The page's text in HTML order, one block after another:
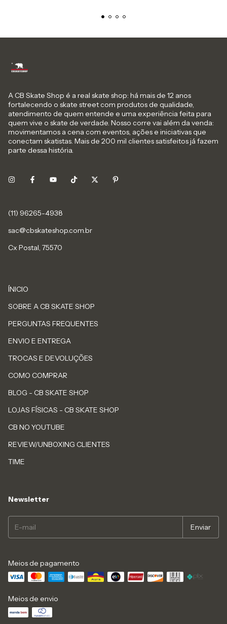
A CB Skate Shop é a real skate shop: há mais de 12 anos
fortalecendo o skate street com produtos de qualidade,
atendimento de quem entende e uma experiência feita para
quem vive o skate de verdade. Nosso corre vai além da venda:
movimentamos a cena com eventos, ações e iniciativas que
conectam skatistas. Mais de 200 mil clientes satisfeitos já fazem
parte dessa história.
sac@cbskateshop.com.br
Cx Postal, 75570
ÍNICIO
SOBRE A CB SKATE SHOP
PERGUNTAS FREQUENTES
ENVIO E ENTREGA
TROCAS E DEVOLUÇÕES
COMO COMPRAR
BLOG - CB SKATE SHOP
LOJAS FÍSICAS - CB SKATE SHOP
CB NO YOUTUBE
REVIEW/UNBOXING CLIENTES
TIME
Newsletter
Meios de pagamento
Meios de envio